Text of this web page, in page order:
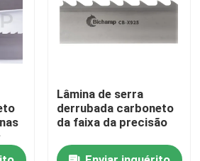
Lâmina de serra
derrubada carboneto
da faixa da precisão